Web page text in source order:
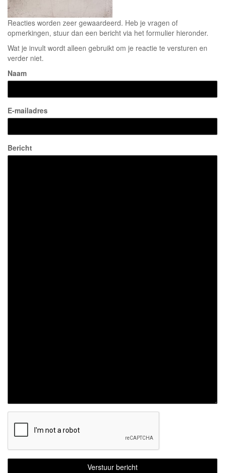
Reacties worden zeer gewaardeerd. Heb je vragen of
opmerkingen, stuur dan een bericht via het formulier hieronder.
Wat je invult wordt alleen gebruikt om je reactie te versturen en
verder niet.
Naam
E-mailadres
Bericht